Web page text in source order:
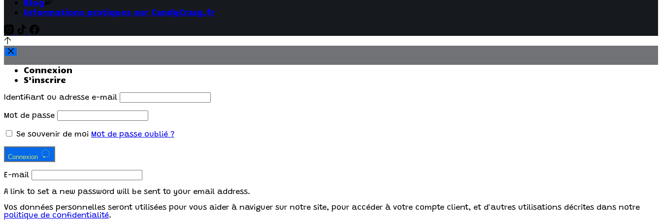
Blog
Informations pratiques sur CandyCrazy.fr
Connexion
S’inscrire
Identifiant ou adresse e-mail
Mot de passe
Se souvenir de moi Mot de passe oublié ?
Connexion
E-mail
A link to set a new password will be sent to your email address.
Vos données personnelles seront utilisées pour vous aider à naviguer sur notre site, pour accéder à votre compte client, et d'autres utilisations décrites dans notre
politique de confidentialité.